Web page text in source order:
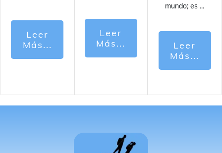
Leer
Más...
Leer
Más...
mundo; es ...
Leer
Más...